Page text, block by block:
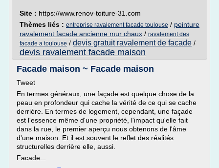
Site : https://www.renov-toiture-31.com
Thèmes liés : entreprise ravalement facade toulouse / peinture
ravalement facade ancienne mur chaux / ravalement des
facade a toulouse / devis gratuit ravalement de facade /
devis ravalement facade maison
Facade maison ~ Facade maison
Tweet
En termes généraux, une façade est quelque chose de la
peau en profondeur qui cache la vérité de ce qui se cache
derrière. En termes de logement, cependant, une façade
est l'essence même d'une propriété, l'impact qu'elle fait
dans la rue, le premier aperçu nous obtenons de l'âme
d'une maison. Et il est souvent le reflet des réalités
structurelles derrière elle, aussi.
Facade...